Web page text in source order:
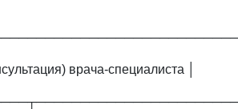
врача-специалиста │